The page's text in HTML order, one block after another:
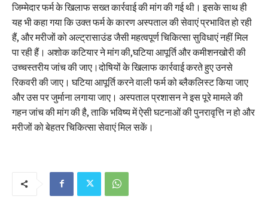
जिम्मेदार फर्म के खिलाफ सख्त कार्रवाई की मांग की गई थी। इसके साथ ही
यह भी कहा गया कि उक्त फर्म के कारण अस्पताल की सेवाएं प्रभावित हो रही
हैं, और मरीजों को अल्ट्रासाउंड जैसी महत्वपूर्ण चिकित्सा सुविधाएं नहीं मिल
पा रही हैं। अशोक कटियार ने मांग की,घटिया आपूर्ति और कमीशनखोरी की
उच्चस्तरीय जांच की जाए।दोषियों के खिलाफ कार्रवाई करते हुए उनसे
रिकवरी की जाए। घटिया आपूर्ति करने वाली फर्म को ब्लैकलिस्ट किया जाए
और उस पर जुर्माना लगाया जाए। अस्पताल प्रशासन ने इस पूरे मामले की
गहन जांच की मांग की है, ताकि भविष्य में ऐसी घटनाओं की पुनरावृत्ति न हो और
मरीजों को बेहतर चिकित्सा सेवाएं मिल सकें।